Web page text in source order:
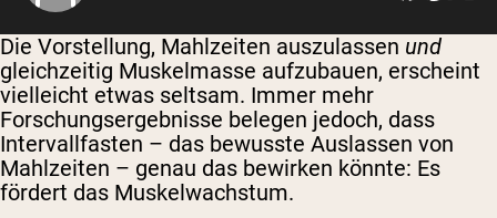
Die Vorstellung, Mahlzeiten auszulassen und
gleichzeitig Muskelmasse aufzubauen, erscheint
vielleicht etwas seltsam. Immer mehr
Forschungsergebnisse belegen jedoch, dass
Intervallfasten – das bewusste Auslassen von
Mahlzeiten – genau das bewirken könnte: Es
fördert das Muskelwachstum.